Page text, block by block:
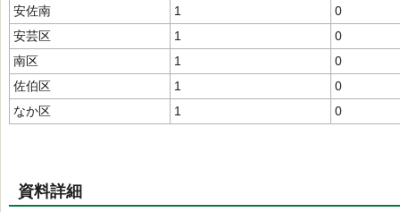
安佐南
1
0
安芸区
1
0
南区
1
0
佐伯区
1
0
なか区
1 0
資料詳細